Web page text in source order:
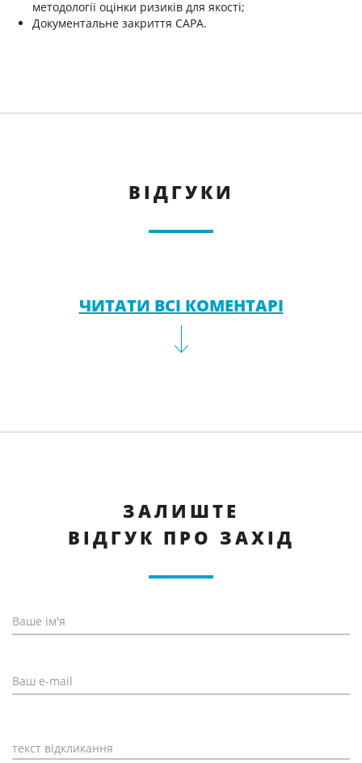
методології оцінки ризиків для якості;
Документальне закриття САРА.
ВІДГУКИ
ЧИТАТИ ВСІ КОМЕНТАРІ
ЗАЛИШТЕ
ВІДГУК ПРО ЗАХІД